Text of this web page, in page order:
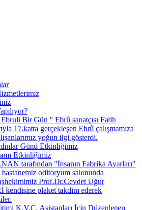
Bir Gün " Ebrû sanatçısı Fatih
17.katta gerçekleşen Ebrû çalışmamıza
yoğun ilgi gösterdi.
Günü Etkinliğimiz
Etkinliğimiz
tarafından "İnsanın Fabrika Ayarları"
hastanemiz oditoryum salonunda
Prof.Dr.Cevdet Uğur
plaket takdim ederek
K.V.C. Asistanları İçin Düzenlenen